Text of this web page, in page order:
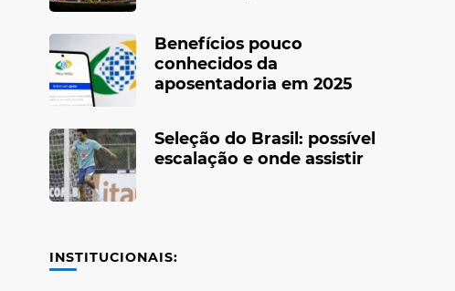
Benefícios pouco
conhecidos da
aposentadoria em 2025
Seleção do Brasil: possível
escalação e onde assistir
INSTITUCIONAIS: